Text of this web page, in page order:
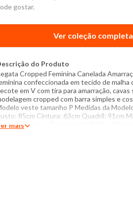
gostar.
Ver coleção completa
do Produto
Cropped Feminina Canelada
confeccionada em tecido de malha
em V com tira para amarração, cavas
cropped com barra simples e
veste tamanho P Medidas da
85cm Cintura: 63cm Quadril: 91cm
- Composição: 96%
mais